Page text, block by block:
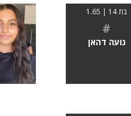
בת 14 | 1.65
#
נועה דהאן